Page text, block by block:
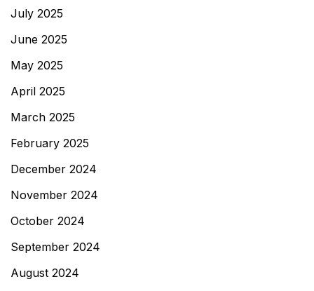
July 2025
June 2025
May 2025
April 2025
March 2025
February 2025
December 2024
November 2024
October 2024
September 2024
August 2024